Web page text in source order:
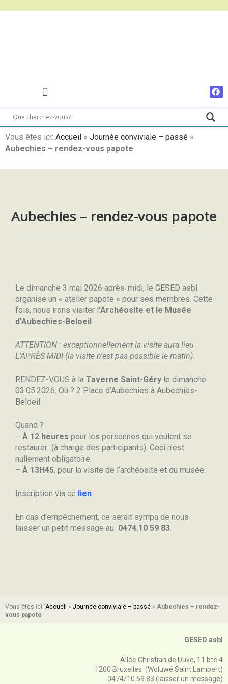
Vous êtes ici: Accueil » Journée conviviale – passé »
Aubechies – rendez-vous papote
Aubechies – rendez-vous papote
Le dimanche 3 mai 2026 après-midi, le GESED asbl
organise un « atelier papote » pour ses membres . Cette
fois, nous irons visiter l’Archéosite et le Musée
d’Aubechies-Beloeil
ATTENTION : exceptionnellement la visite aura lieu
L’APRÈS-MIDI (la visite n’est pas possible le matin).
RENDEZ-VOUS à la Taverne Saint-Géry le dimanche
03.05.2026. Où ? 2 Place d’Aubechies à Aubechies-
Beloeil.
Quand ?
– À 12 heures pour les personnes qui veulent se
restaurer (à charge des participants). Ceci n’est
nullement obligatoire.
– À 13H45, pour la visite de l’archéosite et du musée.
Inscription via ce lien
En cas d’empêchement, ce serait sympa de nous
laisser un petit message au 0474.10 59 83
Vous êtes ici: Accueil » Journée conviviale – passé » Aubechies – rendez-
vous papote
GESED asbl
Allée Christian de Duve, 11 bte 4
1200 Bruxelles (Woluwé Saint Lambert)
0474/10.59.83 (laisser un message)